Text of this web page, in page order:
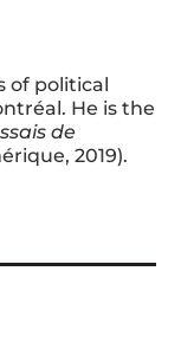
of political
He is the
de
2019).